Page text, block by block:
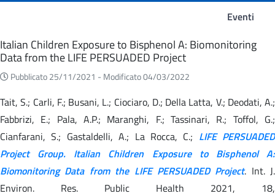
Eventi
Eventi
Italian Children Exposure to Bisphenol A: Biomonitoring
Data from the LIFE PERSUADED Project
Pubblicato 25/11/2021 - Modificato 04/03/2022
Tait, S.; Carli, F.; Busani, L.; Ciociaro, D.; Della Latta, V.; Deodati, A.;
Fabbrizi, E.; Pala, A.P.; Maranghi, F.; Tassinari, R.; Toffol, G.;
Cianfarani, S.; Gastaldelli, A.; La Rocca, C.; LIFE PERSUADED
Project Group. Italian Children Exposure to Bisphenol A:
Biomonitoring Data from the LIFE PERSUADED Project. Int. J.
Environ. Res. Public Health 2021, 18,